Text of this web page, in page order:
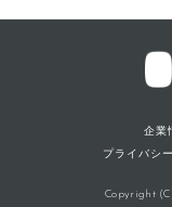
企業
プライバシ
Copyright